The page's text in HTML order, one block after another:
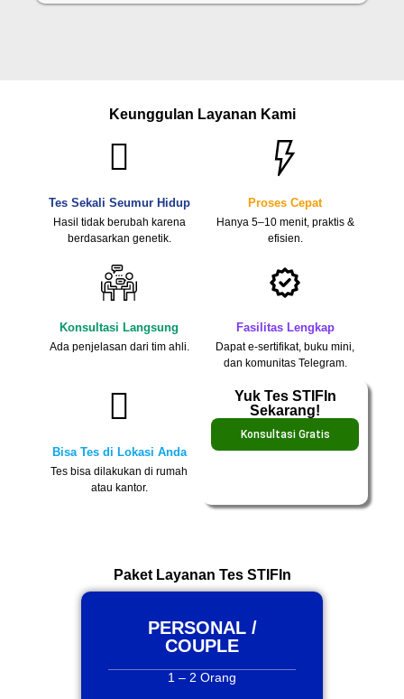
Keunggulan Layanan Kami
Tes Sekali Seumur Hidup
Hasil tidak berubah karena
berdasarkan genetik.
Proses Cepat
Hanya 5–10 menit, praktis &
efisien.
Konsultasi Langsung
Ada penjelasan dari tim ahli.
Fasilitas Lengkap
Dapat e-sertifikat, buku mini,
dan komunitas Telegram.
Bisa Tes di Lokasi Anda
Tes bisa dilakukan di rumah
atau kantor.
Yuk Tes STIFIn
Sekarang!
Konsultasi Gratis
Paket Layanan Tes STIFIn
PERSONAL /
COUPLE
1 – 2 Orang